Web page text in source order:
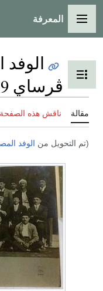
القائمة الرئيسية
المعرفة
تبديل عرض جدول
ڤرساي 1919
مقالة ناقش هذه الصفحة
(تم التحويل من الوفد